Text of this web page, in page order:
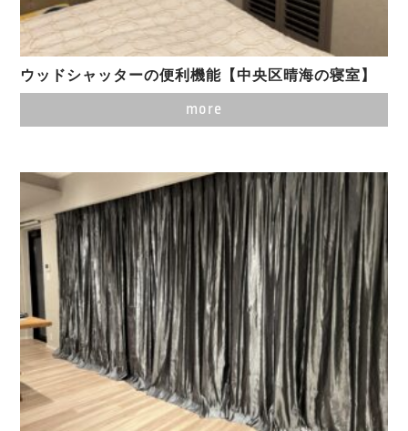
ウッドシャッターの便利機能【中央区晴海の寝室】
more